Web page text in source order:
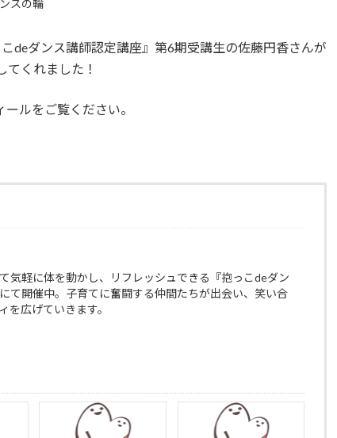
スの輪
deダンス講師認定講座』第6期受講生の佐藤円香さんが
くれました！
ルをご覧ください。
気軽に体を動かし、リフレッシュできる『抱っこdeダン
て開催中。子育てに奮闘する仲間たちが出会い、笑い合
を広げていきます。